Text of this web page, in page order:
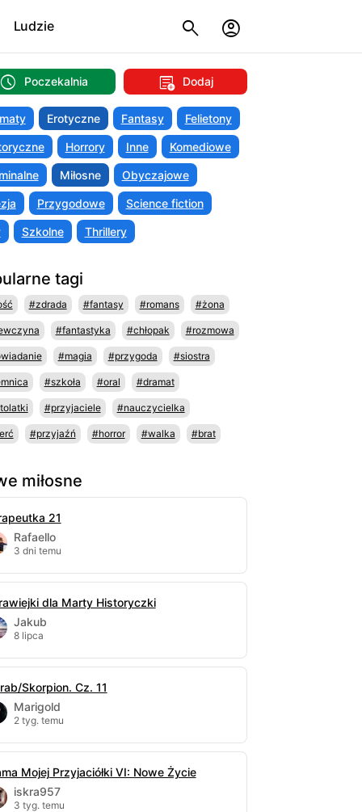
Ludzie
Poczekalnia Dodaj
Erotyczne Fantasy Felietony
Horrory Inne Komediowe
Miłosne Obyczajowe
Przygodowe Science fiction
Szkolne Thrillery
tagi
#zdrada #fantasy #romans #żona
#fantastyka #chłopak #rozmowa
#magia #przygoda #siostra
#szkoła #oral #dramat
#przyjaciele #nauczycielka
#przyjaźń #horror #walka #brat
miłosne
21
Rafaello
3 dni temu
dla Marty Historyczki
Jakub
8 lipca
Skorpion. Cz. 11
Marigold
2 tyg. temu
Mojej Przyjaciółki VI: Nowe Życie
iskra957
3 tyg. temu